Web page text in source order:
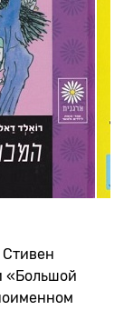
«Большой